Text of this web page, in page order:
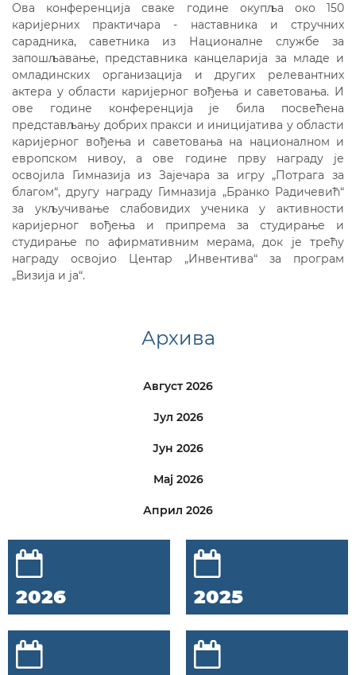
Ова конференција сваке године окупља око 150
каријерних практичара - наставника и стручних
сарадника, саветника из Националне службе за
запошљавање, представника канцеларија за младе и
омладинских организација и других релевантних
актера у области каријерног вођења и саветовања. И
ове године конференција је била посвећена
представљању добрих пракси и иницијатива у области
каријерног вођења и саветовања на националном и
европском нивоу, а ове године прву награду је
освојила Гимназија из Зајечара за игру „Потрага за
благом“, другу награду Гимназија „Бранко Радичевић“
за укључивање слабовидих ученика у активности
каријерног вођења и припрема за студирање и
студирање по афирмативним мерама, док је трећу
награду освојио Центар „Инвентива“ за програм
„Визија и ја“.
Архива
Август 2026
Јул 2026
Јун 2026
Мај 2026
Април 2026
2026 2025